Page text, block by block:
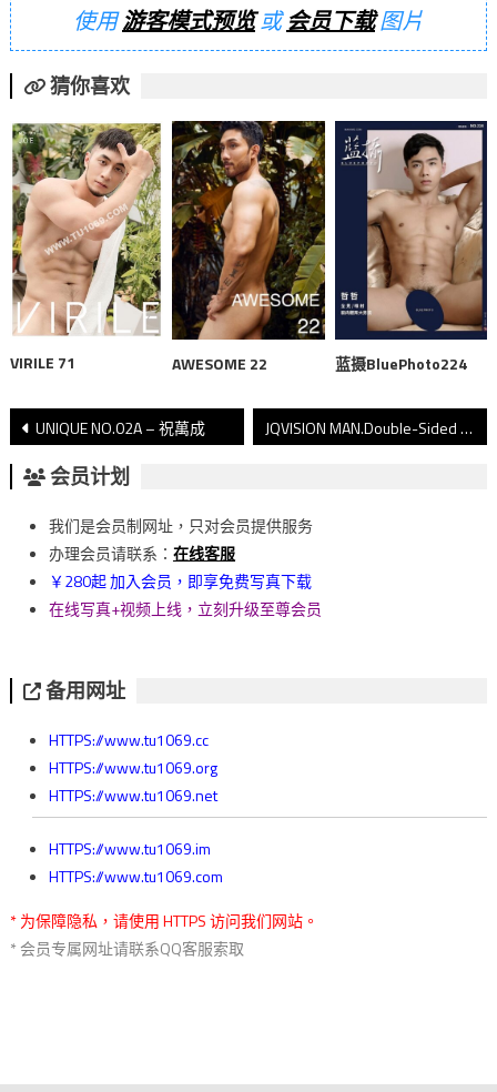
使用游客模式预览或会员下载图片
猜你喜欢
VIRILE 71 AWESOME 22 蓝摄BluePhoto224
文
章
導
覽
UNIQUE NO.02A – 祝萬成 JQVISION MAN.Double-Sided Boy DI
会员计划
我们是会员制网址，只对会员提供服务
办理会员请联系： 在线客服
￥280起 加入会员，即享免费写真下载
在线写真+视频上线，立刻升级至尊会员
备用网址
HTTPS://www.tu1069.cc
HTTPS://www.tu1069.org
HTTPS://www.tu1069.net
HTTPS://www.tu1069.im
HTTPS://www.tu1069.com
* 为保障隐私，请使用 HTTPS 访问我们网站。
* 会员专属网址请联系QQ客服索取